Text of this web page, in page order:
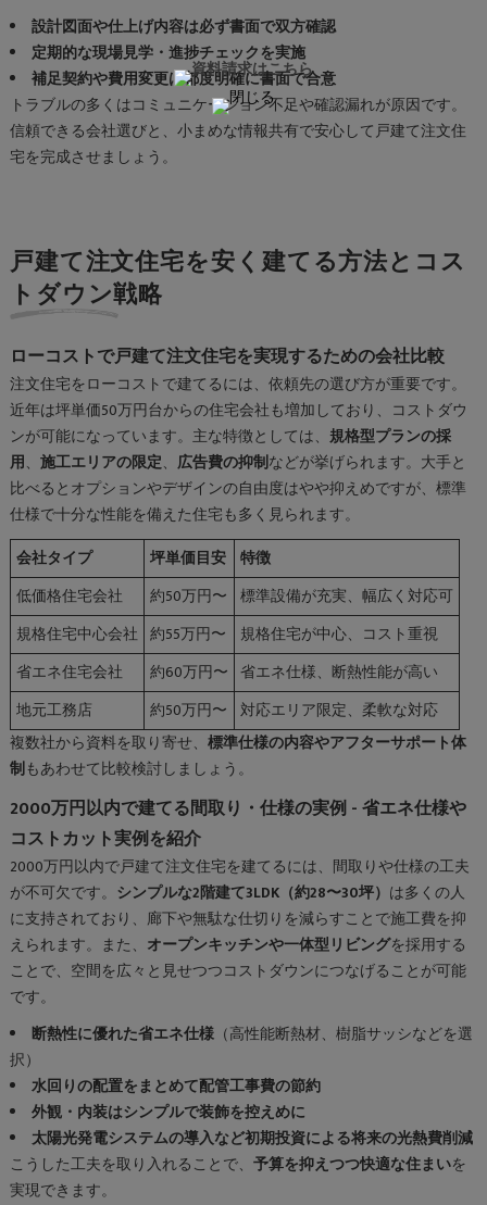
設計図面や仕上げ内容は必ず書面で双方確認
定期的な現場見学・進捗チェックを実施
補足契約や費用変更は都度明確に書面で合意
トラブルの多くはコミュニケーション不足や確認漏れが原因です。
信頼できる会社選びと、小まめな情報共有で安心して戸建て注文住
宅を完成させましょう。
戸建て注文住宅を安く建てる方法とコス
トダウン戦略
ローコストで戸建て注文住宅を実現するための会社比較
注文住宅をローコストで建てるには、依頼先の選び方が重要です。
近年は坪単価50万円台からの住宅会社も増加しており、コストダウ
ンが可能になっています。主な特徴としては、 規格型プランの採
用、 施工エリアの限定、 広告費の抑制などが挙げられます。大手と
比べるとオプションやデザインの自由度はやや抑えめですが、標準
仕様で十分な性能を備えた住宅も多く見られます。
会社タイプ
坪単価目安 特徴
低価格住宅会社
約50万円〜 標準設備が充実、幅広く対応可
規格住宅中心会社 約55万円〜
規格住宅が中心、コスト重視
省エネ住宅会社
約60万円〜 省エネ仕様、断熱性能が高い
地元工務店
約50万円〜 対応エリア限定、柔軟な対応
複数社から資料を取り寄せ、 標準仕様の内容やアフターサポート体
制もあわせて比較検討しましょう。
2000万円以内で建てる間取り・仕様の実例 - 省エネ仕様や
コストカット実例を紹介
2000万円以内で戸建て注文住宅を建てるには、間取りや仕様の工夫
が不可欠です。 シンプルな2階建て3LDK（約28〜30坪） は多くの人
に支持されており、廊下や無駄な仕切りを減らすことで施工費を抑
えられます。また、 オープンキッチンや一体型リビングを採用する
ことで、空間を広々と見せつつコストダウンにつなげることが可能
です。
断熱性に優れた省エネ仕様（高性能断熱材、樹脂サッシなどを選
択）
水回りの配置をまとめて配管工事費の節約
外観・内装はシンプルで装飾を控えめに
太陽光発電システムの導入など初期投資による将来の光熱費削減
こうした工夫を取り入れることで、 予算を抑えつつ快適な住まいを
実現できます。